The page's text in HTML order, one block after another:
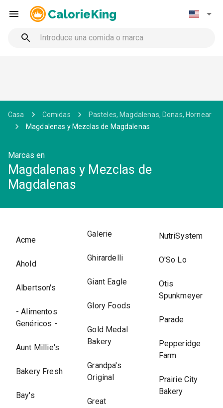
CalorieKing
Casa Comidas
Pasteles, Magdalenas, Donas, Hornear
Magdalenas y Mezclas de Magdalenas
Marcas en
Magdalenas y Mezclas de
Magdalenas
Acme
Ahold
Albertson's
- Alimentos
Genéricos -
Aunt Millie's
Bakery Fresh
Bay's
Galerie
Ghirardelli
Giant Eagle
Glory Foods
Gold Medal
Bakery
Grandpa's
Original
Great
NutriSystem
O'So Lo
Otis
Spunkmeyer
Parade
Pepperidge
Farm
Prairie City
Bakery